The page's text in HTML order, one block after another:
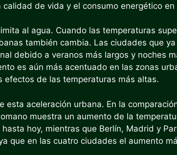
de vida y el consumo energético
al agua. Cuando las temperaturas
también cambia. Las ciudades que
debido a veranos más largos y noches
es aún más acentuado en las zonas
efectos de las temperaturas más altas.
esta aceleración urbana. En la
muestra un aumento de la
hoy, mientras que Berlín, Madrid y
que en las cuatro ciudades el aumento